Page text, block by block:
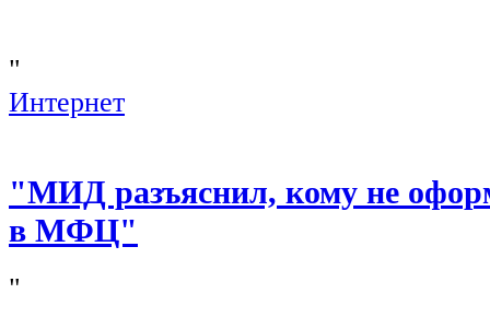
"
Интернет
"МИД разъяснил, кому не
в МФЦ"
"